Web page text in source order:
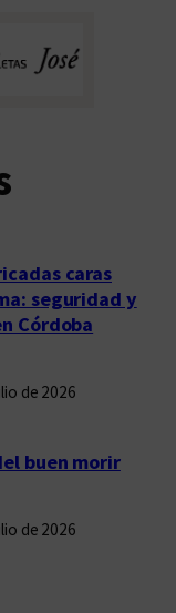
caras
seguridad y
Córdoba
de 2026
buen morir
de 2026